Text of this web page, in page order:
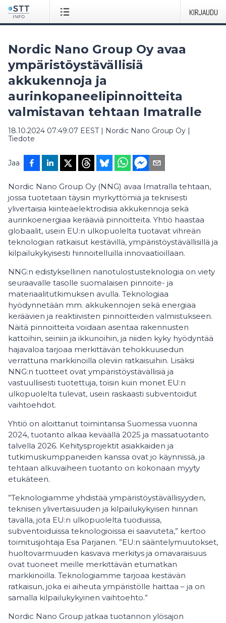
KIRJAUDU
Nordic Nano Group Oy avaa
ympäristöystävällisiä
akkukennoja ja
aurinkopaneelipinnoitteita
valmistavan tehtaan Imatralle
18.10.2024 07:49:07 EEST| Nordic Nano Group Oy |
Tiedote
Jaa
Nordic Nano Group Oy (NNG) avaa Imatralla tehtaan,
jossa tuotetaan täysin myrkyttömiä ja teknisesti
ylivertaisia kiinteäelektrodisia akkukennoja sekä
aurinkoenergiaa kerääviä pinnoitteita. Yhtiö haastaa
globaalit, usein EU:n ulkopuolelta tuotavat vihreän
teknologian ratkaisut kestävillä, ympäristöystävällisillä ja
kilpailukykyisesti hinnoitelluilla innovaatioillaan.
NNG:n edistyksellinen nanotulostusteknologia on viety
seuraavalle tasolle suomalaisen pinnoite- ja
materiaalitutkimuksen avulla. Teknologiaa
hyödynnetään mm. akkukennojen sekä energiaa
keräävien ja reaktiivisten pinnoitteiden valmistukseen.
Näitä pinnoitteita voidaan asentaa rakennusten
kattoihin, seiniin ja ikkunoihin, ja niiden kyky hyödyntää
hajavaloa tarjoaa merkittävän tehokkuusedun
verrattuna markkinoilla oleviin ratkaisuihin. Lisäksi
NNG:n tuotteet ovat ympäristöystävällisiä ja
vastuullisesti tuotettuja, toisin kuin monet EU:n
ulkopuolelta tulevat, usein raskaasti subventoidut
vaihtoehdot.
Yhtiö on aloittanut toimintansa Suomessa vuonna
2024, tuotanto alkaa keväällä 2025 ja massatuotanto
talvella 2026. Kehitysprojektit asiakkaiden ja
tutkimuskumppaneiden kanssa ovat jo käynnissä, ja
tehtaan alkuvaiheen tuotanto on kokonaan myyty
etukäteen.
”Teknologiamme yhdistää ympäristöystävällisyyden,
teknisen ylivertaisuuden ja kilpailukykyisen hinnan
tavalla, jota EU:n ulkopuolelta tuoduissa,
subventoiduissa teknologioissa ei saavuteta,” kertoo
toimitusjohtaja Esa Parjanen. ”EU:n sääntelymuutokset,
huoltovarmuuden kasvava merkitys ja omavaraisuus
ovat tuoneet meille merkittävän etumatkan
markkinoilla. Teknologiamme tarjoaa kestävän
ratkaisun, joka ei aiheuta ympäristölle haittaa – ja on
samalla kilpailukykyinen vaihtoehto.”
Nordic Nano Group jatkaa tuotannon ylösajon